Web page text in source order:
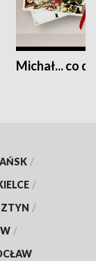
Michał... co
/
/
/
/